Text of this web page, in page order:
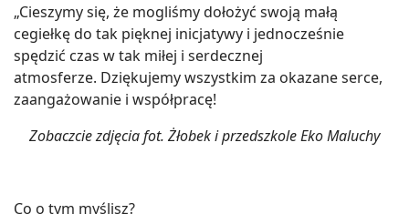
„Cieszymy się, że mogliśmy dołożyć swoją małą
cegiełkę do tak pięknej inicjatywy i jednocześnie
spędzić czas w tak miłej i serdecznej
atmosferze. Dziękujemy wszystkim za okazane serce,
zaangażowanie i współpracę!
Zobaczcie zdjęcia fot. Żłobek i przedszkole Eko Maluchy
Co o tym myślisz?